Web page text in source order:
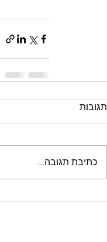
תגובות
כתיבת תגובה...